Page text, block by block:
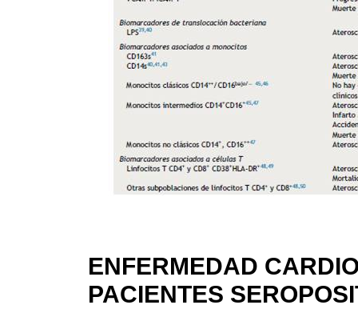
ENFERMEDAD
PACIENTES